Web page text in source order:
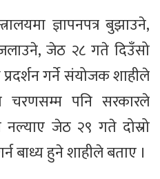
ज्ञापनपत्र बुझाउने,
जेठ २८ गते दिउँसो
गर्ने संयोजक शाहीले
चरणसम्म पनि सरकारले
नल्याए जेठ २९ गते दोस्रो
बाध्य हुने शाहीले बताए ।